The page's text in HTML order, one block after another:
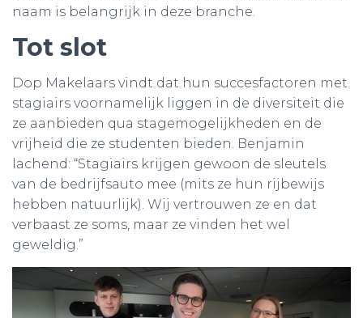
naam is belangrijk in deze branche.
Tot slot
Dop Makelaars vindt dat hun succesfactoren met
stagiairs voornamelijk liggen in de diversiteit die
ze aanbieden qua stagemogelijkheden en de
vrijheid die ze studenten bieden. Benjamin
lachend: “Stagiairs krijgen gewoon de sleutels
van de bedrijfsauto mee (mits ze hun rijbewijs
hebben natuurlijk). Wij vertrouwen ze en dat
verbaast ze soms, maar ze vinden het wel
geweldig.”